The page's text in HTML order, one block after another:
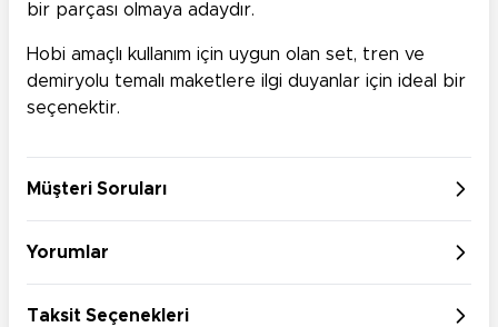
bir parçası olmaya adaydır.
Hobi amaçlı kullanım için uygun olan set, tren ve
demiryolu temalı maketlere ilgi duyanlar için ideal bir
seçenektir.
Müşteri Soruları
Yorumlar
Taksit Seçenekleri